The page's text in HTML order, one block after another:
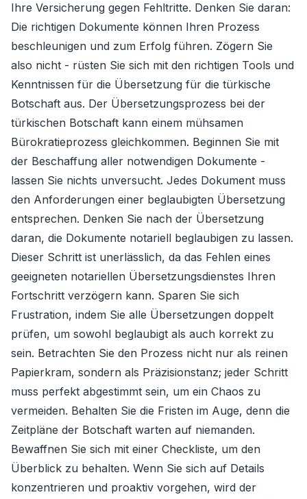
Ihre Versicherung gegen Fehltritte. Denken Sie daran:
Die richtigen Dokumente können Ihren Prozess
beschleunigen und zum Erfolg führen. Zögern Sie
also nicht - rüsten Sie sich mit den richtigen Tools und
Kenntnissen für die Übersetzung für die türkische
Botschaft aus. Der Übersetzungsprozess bei der
türkischen Botschaft kann einem mühsamen
Bürokratieprozess gleichkommen. Beginnen Sie mit
der Beschaffung aller notwendigen Dokumente -
lassen Sie nichts unversucht. Jedes Dokument muss
den Anforderungen einer beglaubigten Übersetzung
entsprechen. Denken Sie nach der Übersetzung
daran, die Dokumente notariell beglaubigen zu lassen.
Dieser Schritt ist unerlässlich, da das Fehlen eines
geeigneten notariellen Übersetzungsdienstes Ihren
Fortschritt verzögern kann. Sparen Sie sich
Frustration, indem Sie alle Übersetzungen doppelt
prüfen, um sowohl beglaubigt als auch korrekt zu
sein. Betrachten Sie den Prozess nicht nur als reinen
Papierkram, sondern als Präzisionstanz; jeder Schritt
muss perfekt abgestimmt sein, um ein Chaos zu
vermeiden. Behalten Sie die Fristen im Auge, denn die
Zeitpläne der Botschaft warten auf niemanden.
Bewaffnen Sie sich mit einer Checkliste, um den
Überblick zu behalten. Wenn Sie sich auf Details
konzentrieren und proaktiv vorgehen, wird der